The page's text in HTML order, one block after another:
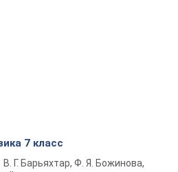
7 класс
В. Г. Барьяхтар, Ф. Я. Божинова,